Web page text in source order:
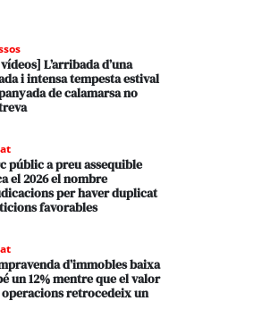
L’arribada d’una
i intensa tempesta estival
de calamarsa no
públic a preu assequible
el 2026 el nombre
per haver duplicat
favorables
d’immobles baixa
un 12% mentre que el valor
operacions retrocedeix un